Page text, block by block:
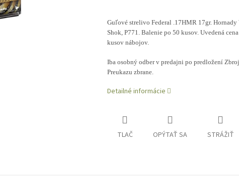
Guľové strelivo Federal .17HMR 17gr.
Shok, P771. Balenie po 50 kusov. Uvedená
kusov nábojov.
Iba osobný odber v predajni po predložení
Preukazu zbrane.
Detailné informácie
TLAČ OPÝTAŤ SA STRÁŽIŤ